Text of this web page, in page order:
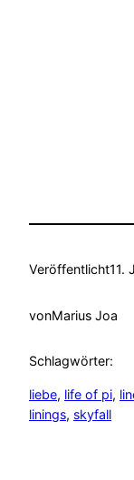
Veröffentlicht11.
vonMarius Joa
Schlagwörter:
liebe, life of pi,
linings, skyfall